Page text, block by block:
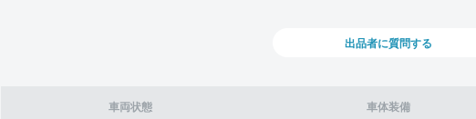
車両状態 車体装備
出品者に質問する